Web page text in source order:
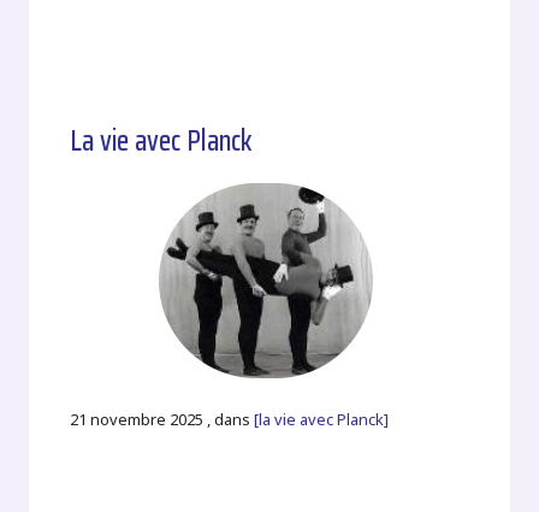
La vie avec Planck
21 novembre 2025 , dans[la vie avec Planck]